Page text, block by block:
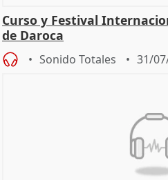
Curso y Festival
de Daroca
Sonido Totales 31/